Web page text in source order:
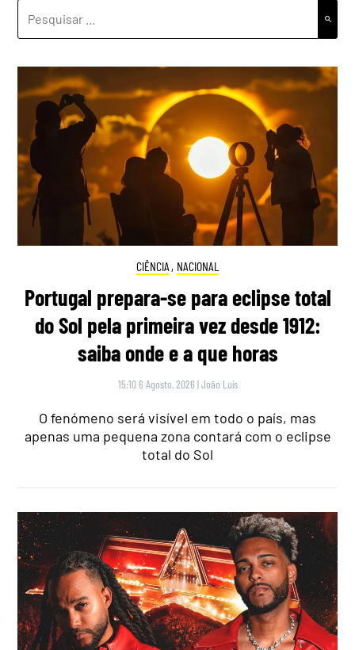
CIÊNCIA , NACIONAL
Portugal prepara-se para eclipse total
do Sol pela primeira vez desde 1912:
saiba onde e a que horas
15:10 6 Agosto, 2026 |João Luís
O fenómeno será visível em todo o país, mas
apenas uma pequena zona contará com o eclipse
total do Sol